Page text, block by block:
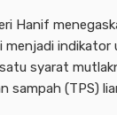
Hanif
menjadi indikator
syarat
sampah (TPS)